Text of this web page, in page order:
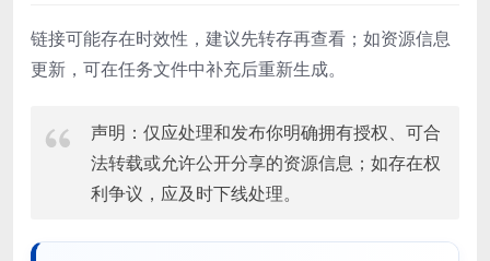
链接可能存在时效性，建议先转存再查看；如资源信息
更新，可在任务文件中补充后重新生成。
声明：仅应处理和发布你明确拥有授权、可合
法转载或允许公开分享的资源信息；如存在权
利争议，应及时下线处理。